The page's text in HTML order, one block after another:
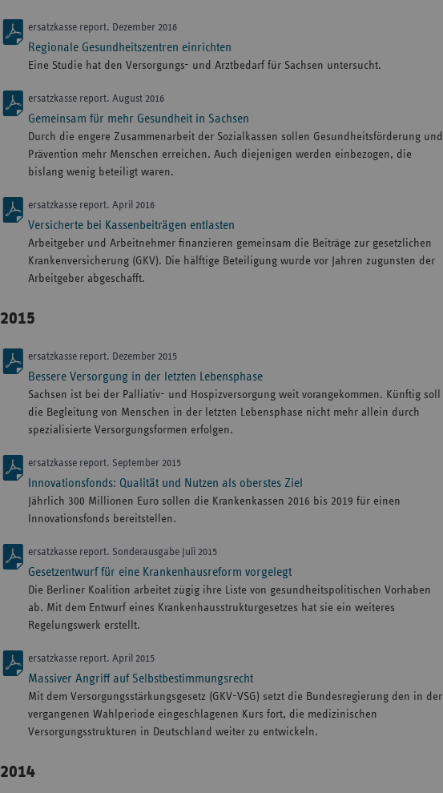
ersatzkasse report. Dezember 2016
Regionale Gesundheitszentren einrichten
Eine Studie hat den Versorgungs- und Arztbedarf für Sachsen untersucht.
ersatzkasse report. August 2016
Gemeinsam für mehr Gesundheit in Sachsen
Durch die engere Zusammenarbeit der Sozialkassen sollen Gesundheitsförderung und
Prävention mehr Menschen erreichen. Auch diejenigen werden einbezogen, die
bislang wenig beteiligt waren.
ersatzkasse report. April 2016
Versicherte bei Kassenbeiträgen entlasten
Arbeitgeber und Arbeitnehmer finanzieren gemeinsam die Beiträge zur gesetzlichen
Krankenversicherung (GKV). Die hälftige Beteiligung wurde vor Jahren zugunsten der
Arbeitgeber abgeschafft.
2015
ersatzkasse report. Dezember 2015
Bessere Versorgung in der letzten Lebensphase
Sachsen ist bei der Palliativ- und Hospizversorgung weit vorangekommen. Künftig soll
die Begleitung von Menschen in der letzten Lebensphase nicht mehr allein durch
spezialisierte Versorgungsformen erfolgen.
ersatzkasse report. September 2015
Innovationsfonds: Qualität und Nutzen als oberstes Ziel
Jährlich 300 Millionen Euro sollen die Krankenkassen 2016 bis 2019 für einen
Innovationsfonds bereitstellen.
ersatzkasse report. Sonderausgabe Juli 2015
Gesetzentwurf für eine Krankenhausreform vorgelegt
Die Berliner Koalition arbeitet zügig ihre Liste von gesundheitspolitischen Vorhaben
ab. Mit dem Entwurf eines Krankenhausstrukturgesetzes hat sie ein weiteres
Regelungswerk erstellt.
ersatzkasse report. April 2015
Massiver Angriff auf Selbstbestimmungsrecht
Mit dem Versorgungsstärkungsgesetz (GKV-VSG) setzt die Bundesregierung den in der
vergangenen Wahlperiode eingeschlagenen Kurs fort, die medizinischen
Versorgungsstrukturen in Deutschland weiter zu entwickeln.
2014